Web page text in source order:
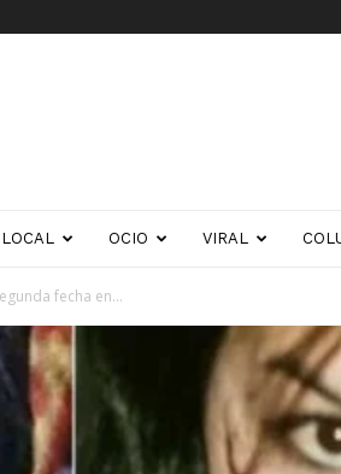
LOCAL OCIO VIRAL
fecha en...